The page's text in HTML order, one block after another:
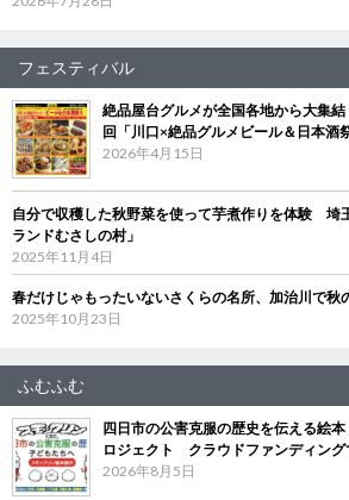
フェスティバル
絶品屋台グルメが全国各地から大集
回「川口×絶品グルメビール＆日本酒
2026年4月15日
自分で収穫した秋野菜を使って芋煮作りを体験 埼
ランドむさしの村」
2025年11月4日
春だけじゃもったいないさくらの名所、加治川で秋
2025年10月23日
ふむふむ
四日市の公害克服の歴史を伝える絵
ロジェクト クラウドファンディング
2026年8月5日